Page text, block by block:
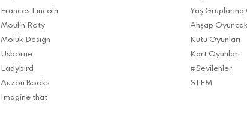
Frances Lincoln
Moulin Roty
Moluk Design
Usborne
Ladybird
Auzou Books
Imagine that
Yaş
Ahşap
Kutu Oyunları
Kart Oyunları
#Sevilenler
STEM